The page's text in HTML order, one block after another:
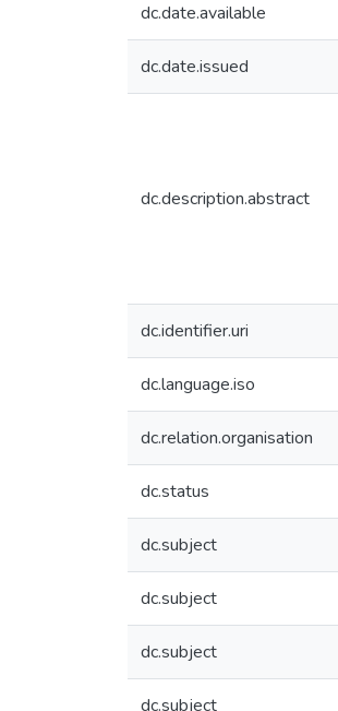
dc.date.available
dc.date.issued
dc.description.abstract
dc.identifier.uri
dc.language.iso
dc.relation.organisation
dc.status
dc.subject
dc.subject
dc.subject
dc.subject